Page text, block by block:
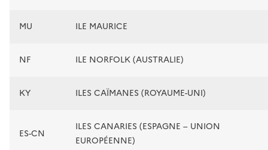
MU ILE MAURICE
NF ILE NORFOLK (AUSTRALIE)
KY ILES CAÏMANES (ROYAUME-UNI)
ES-CN
ILES CANARIES (ESPAGNE – UNION
EUROPÉENNE)